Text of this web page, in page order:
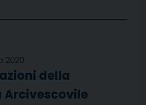
2020
della
Arcivescovile